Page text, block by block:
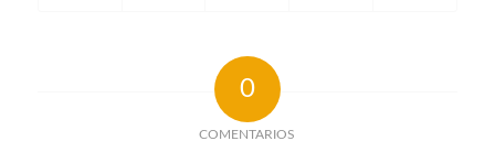
0
COMENTARIOS